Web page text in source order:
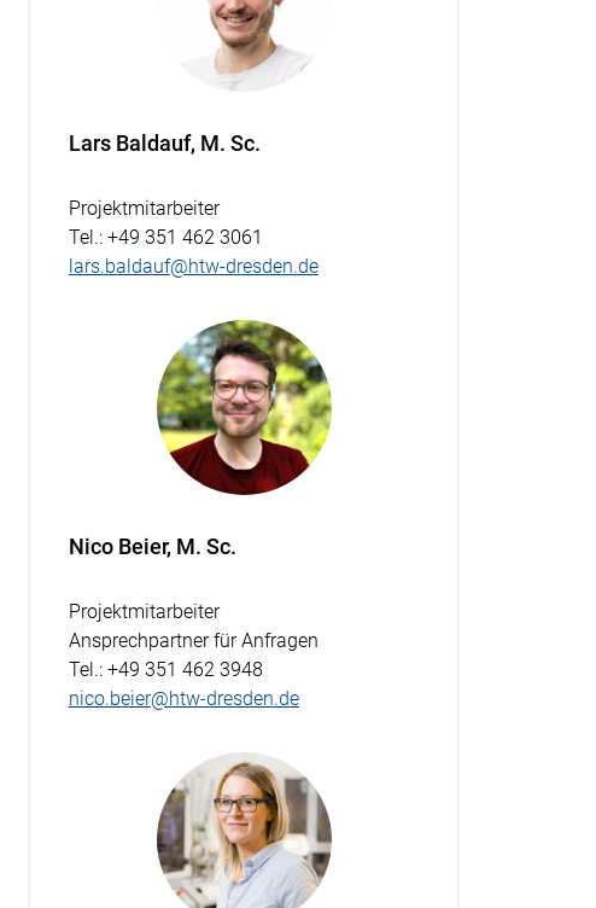
Lars Baldauf, M. Sc.
Projektmitarbeiter
Tel.: +49 351 462 3061
lars.baldauf@htw-dresden.de
Nico Beier, M. Sc.
Projektmitarbeiter
Ansprechpartner für Anfragen
Tel.: +49 351 462 3948
nico.beier@htw-dresden.de